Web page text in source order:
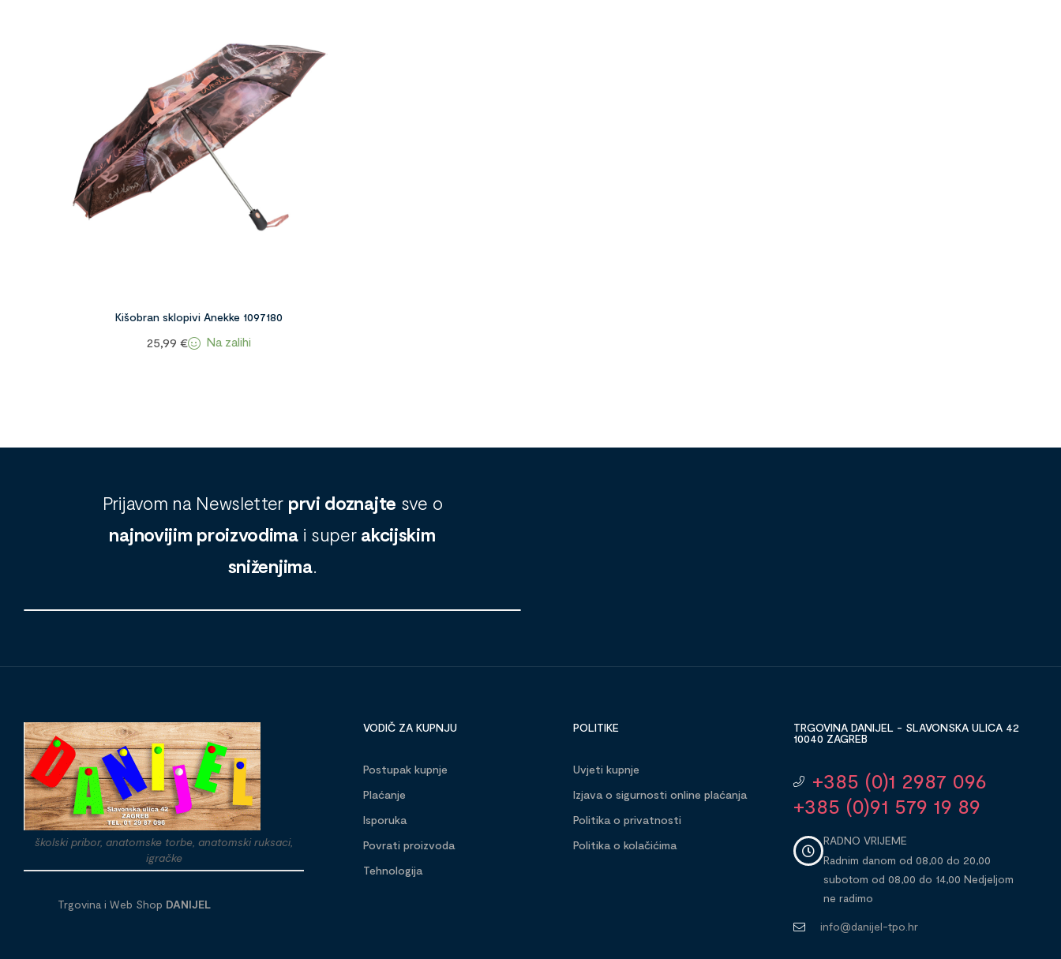
Kišobran sklopivi Anekke 1097180
25,99 € Na zalihi
Prijavom na Newsletter prvi doznajte sve o
najnovijim proizvodimai super akcijskim
sniženjima.
školski pribor, anatomske torbe, anatomski ruksaci,
igračke
Trgovina i Web Shop DANIJEL
VODIČ ZA KUPNJU
Postupak kupnje
Plaćanje
Isporuka
Povrati proizvoda
Tehnologija
POLITIKE
Uvjeti kupnje
Izjava o sigurnosti online plaćanja
Politika o privatnosti
Politika o kolačićima
TRGOVINA DANIJEL - SLAVONSKA ULICA 42
10040 ZAGREB
+385 (0)1 2987 096
+385 (0)91 579 19 89
RADNO VRIJEME
Radnim danom od 08,00 do 20,00
subotom od 08,00 do 14,00 Nedjeljom
ne radimo
info@danijel-tpo.hr